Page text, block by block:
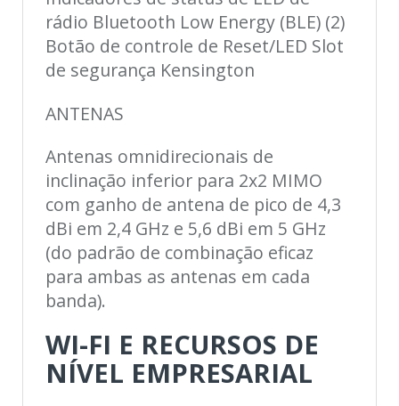
rádio Bluetooth Low Energy (BLE) (2)
Botão de controle de Reset/LED Slot
de segurança Kensington
ANTENAS
Antenas omnidirecionais de
inclinação inferior para 2x2 MIMO
com ganho de antena de pico de 4,3
dBi em 2,4 GHz e 5,6 dBi em 5 GHz
(do padrão de combinação eficaz
para ambas as antenas em cada
banda).
WI-FI E RECURSOS DE
NÍVEL EMPRESARIAL